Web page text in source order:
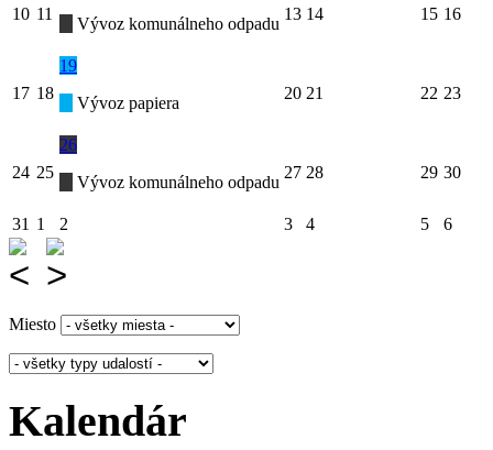
10 11
Vývoz komunálneho odpadu
13 14 15 16
17 18
19
Vývoz papiera
20 21 22 23
24 25
26
Vývoz komunálneho odpadu
27 28 29 30
31 1 2 3 4 5 6
Miesto
Kalendár